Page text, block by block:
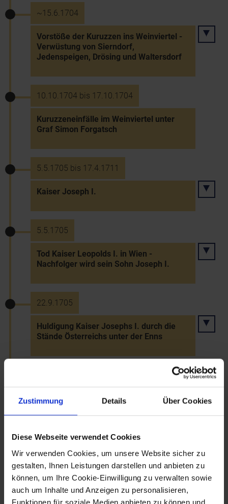
Zustimmung Details Über Cookies
Diese Webseite verwendet Cookies
Wir verwenden Cookies, um unsere Website sicher zu
gestalten, Ihnen Leistungen darstellen und anbieten zu
können, um Ihre Cookie-Einwilligung zu verwalten sowie
auch um Inhalte und Anzeigen zu personalisieren,
Funktionen für soziale Medien anbieten zu können und
~15.6.1704
Vorstöße der Kuruzzen ins Weinviertel -
Verwüstung von Sierndorf,
Jedenspeigen, Drösing und Waltersdorf
10.10.1704 bis 17.10.1704
Kuruzzeneinfälle im Weinviertel unter
Graf Simon Forgatsch
5.5.1705 bis 17.4.1711
Kaiser Joseph I.
5.5.1705
Tod Kaiser Leopolds I. in Wien -
Nachfolger wird sein Sohn Joseph I.
22.9.1705
Huldigung Kaiser Josephs I. durch die
Stände Österreichs unter der Enns
Zerstörung Zistersdorfs durch die
Kuruzzen unter Graf Simon Forgatsch
Judenpogrom in Wiener Neustadt im
Anschluss einer Predigt